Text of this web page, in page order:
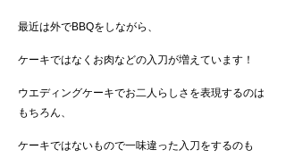
最近は外でBBQをしながら、
ケーキではなくお肉などの入刀が増えています！
ウエディングケーキでお二人らしさを表現するのは
もちろん、
ケーキではないもので一味違った入刀をするのも